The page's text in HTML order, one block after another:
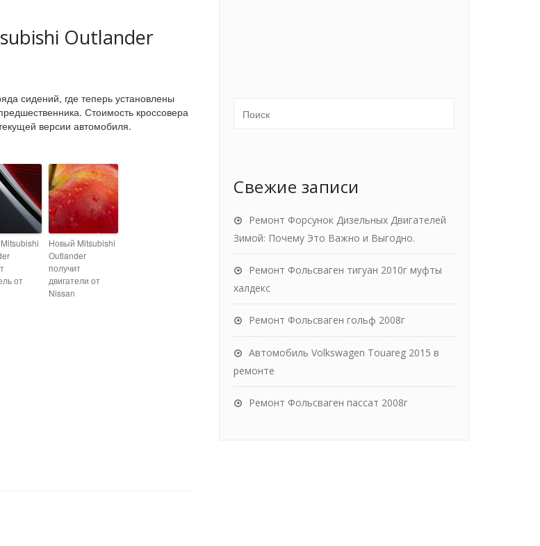
Outlander
сидений, где теперь установлены
Стоимость кроссовера
версии автомобиля.
от
Новый Mitsubishi
Outlander
получит
двигатели от
Nissan
Свежие записи
Ремонт Форсунок Дизельных Двигателей
Зимой: Почему Это Важно и Выгодно.
Ремонт Фольсваген тигуан 2010г муфты
халдекс
Ремонт Фольсваген гольф 2008г
Автомобиль Volkswagen Touareg 2015 в
ремонте
Ремонт Фольсваген пассат 2008г